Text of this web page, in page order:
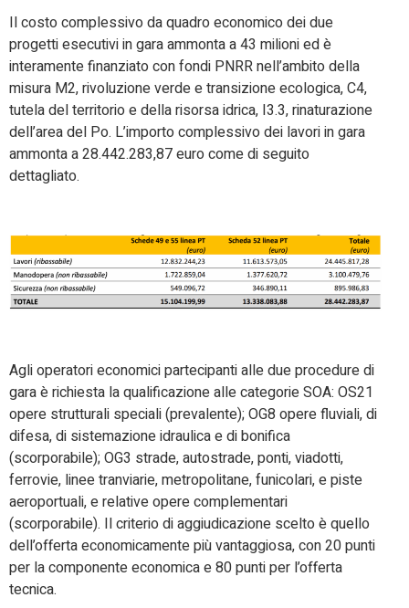
Il costo complessivo da quadro economico dei due
progetti esecutivi in gara ammonta a 43 milioni ed è
interamente finanziato con fondi PNRR nell’ambito della
misura M2, rivoluzione verde e transizione ecologica, C4,
tutela del territorio e della risorsa idrica, I3.3, rinaturazione
dell’area del Po. L’importo complessivo dei lavori in gara
ammonta a 28.442.283,87 euro come di seguito
dettagliato.
Agli operatori economici partecipanti alle due procedure di
gara è richiesta la qualificazione alle categorie SOA: OS21
opere strutturali speciali (prevalente); OG8 opere fluviali, di
difesa, di sistemazione idraulica e di bonifica
(scorporabile); OG3 strade, autostrade, ponti, viadotti,
ferrovie, linee tranviarie, metropolitane, funicolari, e piste
aeroportuali, e relative opere complementari
(scorporabile). Il criterio di aggiudicazione scelto è quello
dell’offerta economicamente più vantaggiosa, con 20 punti
per la componente economica e 80 punti per l’offerta
tecnica.